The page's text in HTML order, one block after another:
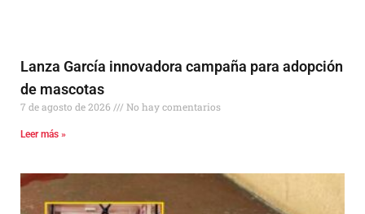
Lanza García innovadora campaña para adopción
de mascotas
7 de agosto de 2026 No hay comentarios
Leer más »